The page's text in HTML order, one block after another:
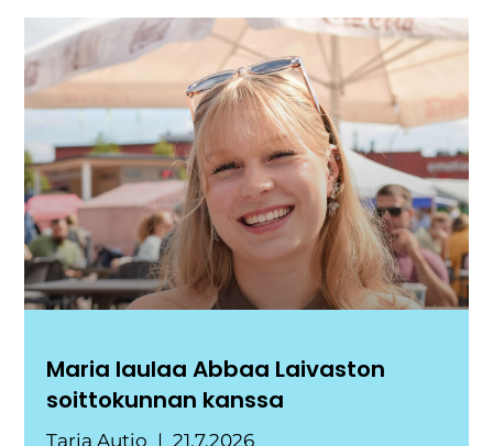
Maria laulaa Abbaa Laivaston
soittokunnan kanssa
Tarja Autio 21.7.2026